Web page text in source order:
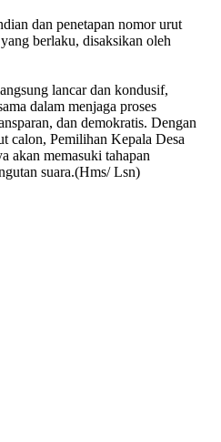
dan penetapan nomor urut
berlaku, disaksikan oleh
lancar dan kondusif,
dalam menjaga proses
dan demokratis. Dengan
calon, Pemilihan Kepala Desa
akan memasuki tahapan
suara.(Hms/ Lsn)